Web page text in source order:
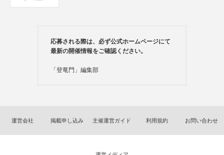
応募される際は、必ず公式ホームページにて
最新の開催情報をご確認ください。
「登竜門」編集部
運営会社 掲載申し込み 主催運営ガイド 利用規約 お問い合わせ